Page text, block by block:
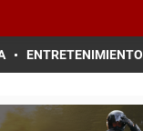
ENTRETENIMIENTO